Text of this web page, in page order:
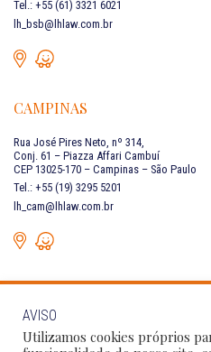
Tel.: +55 (61) 3321 6021
lh_bsb@lhlaw.com.br
CAMPINAS
Rua José Pires Neto, nº 314,
Conj. 61 – Piazza Affari Cambuí
CEP 13025-170 – Campinas – São Paulo
Tel.: +55 (19) 3295 5201
lh_cam@lhlaw.com.br
FALE CONOSCO
AVISO
Utilizamos cookies próprios